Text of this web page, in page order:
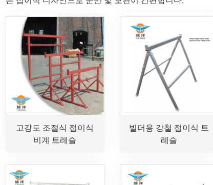
고강도 조절식 접이식
비계 트레슬
빌더용 강철 접이식 트
레슬